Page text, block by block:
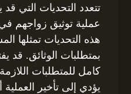
تتعدد التحديات التي قد
عملية توثيق زواجهم
هذه التحديات تمثلها
بمتطلبات الوثائق. قد
كامل للمتطلبات
يؤدي إلى تأخير